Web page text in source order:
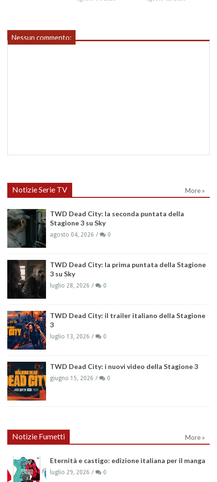
Nessun commento:
Notizie Serie TV More »
TWD Dead City: la seconda puntata della
Stagione 3 su Sky
agosto 04, 2026 0
TWD Dead City: la prima puntata della Stagione
3 su Sky
luglio 28, 2026 0
TWD Dead City: il trailer italiano della Stagione
3
luglio 13, 2026 0
TWD Dead City: i nuovi video della Stagione 3
giugno 15, 2026 0
Notizie Fumetti More »
Eternità e castigo: edizione italiana per il manga
luglio 29, 2026 0